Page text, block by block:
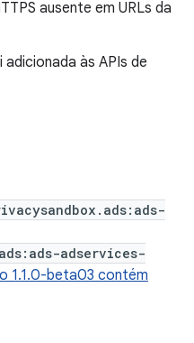
ausente em URLs da
às APIs de
adservices-
1.1.0-beta03 contém